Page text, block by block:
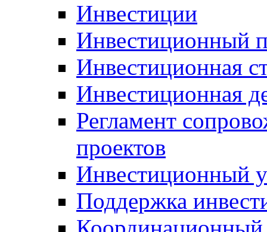
Инвестиции
Инвестиционный
Инвестиционная
Инвестиционная
Регламент
проектов
Инвестиционный
Поддержка